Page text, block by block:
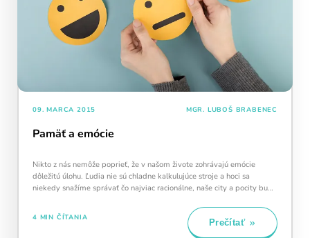
09. MARCA 2015 MGR. LUBOŠ BRABENEC
Pamäť a emócie
Nikto z nás nemôže poprieť, že v našom živote zohrávajú emócie
dôležitú úlohu. Ľudia nie sú chladne kalkulujúce stroje a hoci sa
niekedy snažíme správať čo najviac racionálne, naše city a pocity budú
4 MIN ČÍTANIA
Prečítať